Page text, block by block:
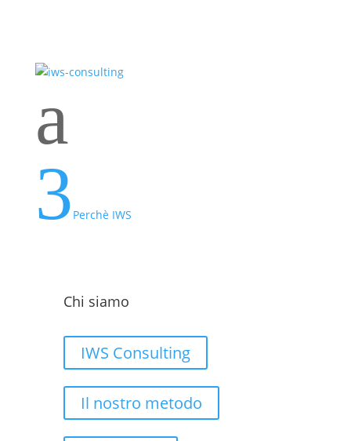
a
3 Perchè IWS
Chi siamo
IWS Consulting
Il nostro metodo